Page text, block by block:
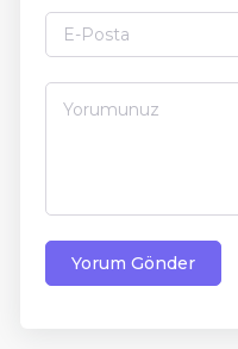
Yorum Gönder